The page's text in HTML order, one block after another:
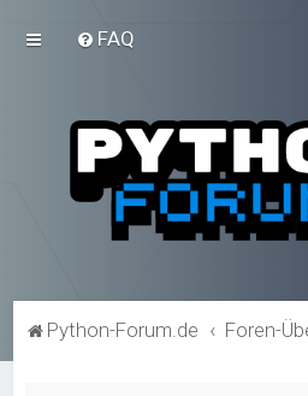
FAQ
Python-Forum.de Foren-